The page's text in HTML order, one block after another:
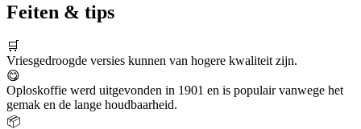
Feiten & tips
🛒
Vriesgedroogde versies kunnen van hogere kwaliteit zijn.
😋
Oploskoffie werd uitgevonden in 1901 en is populair vanwege het
gemak en de lange houdbaarheid.
📦